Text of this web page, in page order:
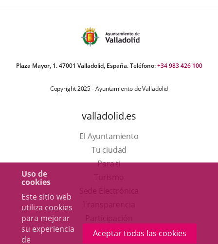
Uso de
cookies
Este sitio web
utiliza cookies
para mejorar
su experiencia
de
Aceptar todas las cookies
Plaza Mayor, 1. 47001 Valladolid, España. Teléfono:+34 983 426 100
Copyright 2025 - Ayuntamiento de Valladolid
valladolid.es
El Ayuntamiento
Tu ciudad
Para ti
en aplicación